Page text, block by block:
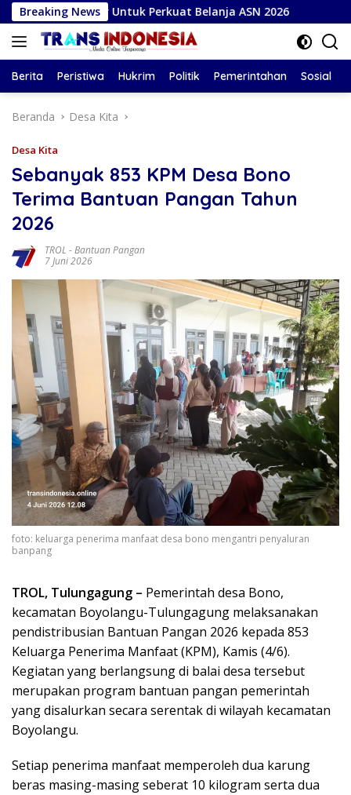
Langsung
ke
konten
Breaking News
Untuk Perkuat Belanja ASN 2026 Bojonegoro Tuan
Berita Peristiwa Hukrim Politik Pemerintahan Sosial
Beranda Desa Kita
Desa Kita
Sebanyak 853 KPM Desa Bono
Terima Bantuan Pangan Tahun
2026
TROL -Bantuan Pangan
7 Juni 2026
foto: keluarga penerima manfaat desa bono mengantri penyaluran
banpang
TROL, Tulungagung – Pemerintah desa Bono,
kecamatan Boyolangu-Tulungagung melaksanakan
pendistribusian Bantuan Pangan 2026 kepada 853
Keluarga Penerima Manfaat (KPM), Kamis (4/6).
Kegiatan yang berlangsung di balai desa tersebut
merupakan program bantuan pangan pemerintah
yang disalurkan secara serentak di wilayah kecamatan
Boyolangu.
Setiap penerima manfaat memperoleh dua karung
beras masing-masing seberat 10 kilogram serta dua